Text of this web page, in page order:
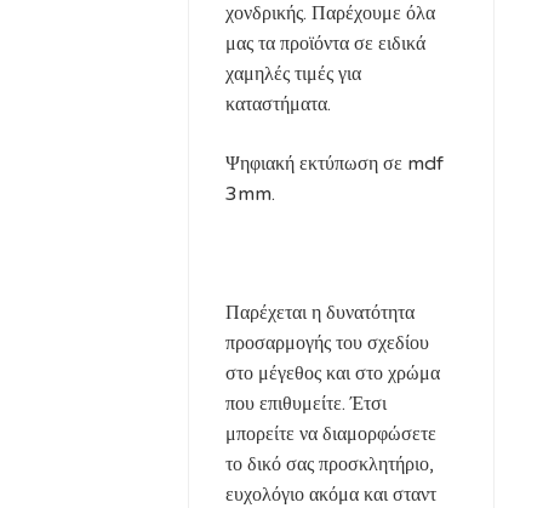
χονδρικής. Παρέχουμε όλα
μας τα προϊόντα σε ειδικά
χαμηλές τιμές για
καταστήματα.
Ψηφιακή εκτύπωση σε mdf
3mm.
Παρέχεται η δυνατότητα
προσαρμογής του σχεδίου
στο μέγεθος και στο χρώμα
που επιθυμείτε. Έτσι
μπορείτε να διαμορφώσετε
το δικό σας προσκλητήριο,
ευχολόγιο ακόμα και σταντ